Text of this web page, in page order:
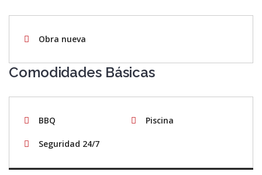
Obra nueva
Comodidades Básicas
BBQ Piscina
Seguridad 24/7